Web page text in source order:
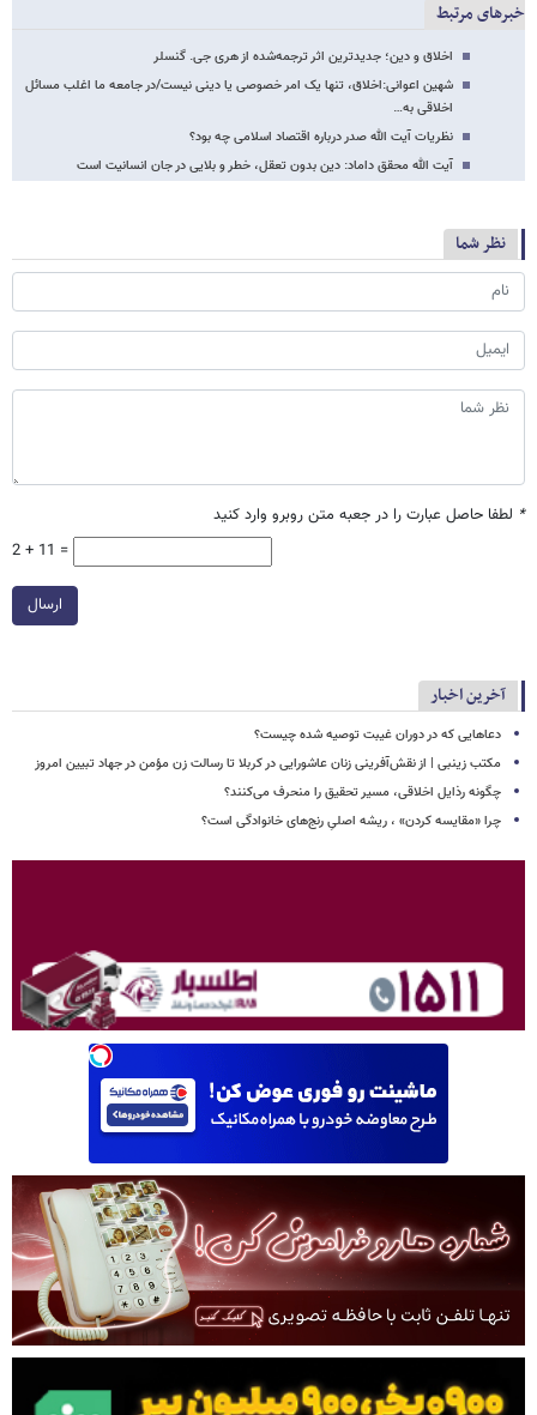
خبرهای مرتبط
اخلاق و دین؛ جدیدترین اثر ترجمه‌شده از هری جی. گنسلر
شهین اعوانی:اخلاق، تنها یک امر خصوصی یا دینی نیست/در جامعه ما اغلب مسائل
اخلاقی به…
نظریات آیت الله صدر درباره اقتصاد اسلامی چه بود؟
آیت الله محقق داماد: دین بدون تعقل، خطر و بلایی در جان انسانیت است
نظر شما
* لطفا حاصل عبارت را در جعبه متن روبرو وارد کنید
2 + 11 =
ارسال
آخرین اخبار
دعاهایی که در دوران غیبت توصیه شده چیست؟
مکتب زینبی | از نقش‌آفرینی زنان عاشورایی در کربلا تا رسالت زن مؤمن در جهاد تبیین امروز
چگونه رذایل اخلاقی، مسیر تحقیق را منحرف می‌کنند؟
چرا «مقایسه کردن» ، ریشه اصلیِ رنج‌های خانوادگی است؟